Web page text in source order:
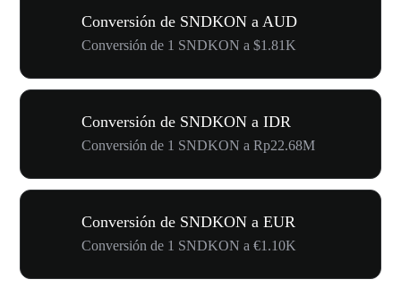
Conversión de SNDKON a AUD
Conversión de 1 SNDKON a $1.81K
Conversión de SNDKON a IDR
Conversión de 1 SNDKON a Rp22.68M
Conversión de SNDKON a EUR
Conversión de 1 SNDKON a €1.10K